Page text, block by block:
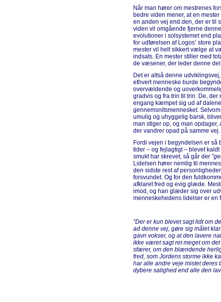
Når man hører om mestrenes
bedre viden mener, at en
en anden vej end den, der er til
viden vil omgående fjerne
evolutioner i solsystemet end
for udførelsen af Logos’ store
mester vil helt sikkert vælge at
indsats. En mester stiller med
de væsener, der leder denne
Det er altså denne
ethvert menneske burde
overvældende og
gradvis og fra trin til trin. De,
engang kæmpet sig ud af
gennemsnitsmennesket.
umulig og uhyggelig barsk,
man stiger op, og man
der vandrer opad på samme vej.
Fordi vejen i begyndelsen er
tider – og fejlagtigt – blevet kaldt
smukt har skrevet, så går der
Lidelsen hører nemlig til
den sidste rest af
forsvundet. Og for den
afklaret fred og evig glæde.
imod, og han glæder sig over
menneskehedens lidelser er en
”Der er kun blevet sagt lidt om
ad denne vej, gøre sig målet
gavn vokser, og at den lavere
ikke været sagt ret meget om
sfærer, om den blændende
fred, som Jordens storme ikke
har alle andre veje mistet deres
dybere salighed end alle den